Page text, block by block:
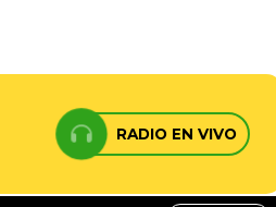
RADIO EN VIVO